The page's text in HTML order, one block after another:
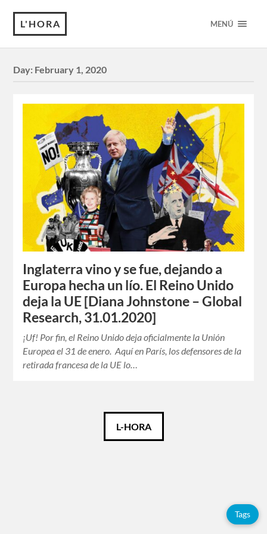
L'HORA MENÚ
Day: February 1, 2020
Inglaterra vino y se fue, dejando a
Europa hecha un lío. El Reino Unido
deja la UE [Diana Johnstone – Global
Research, 31.01.2020]
¡Uf! Por fin, el Reino Unido deja oficialmente la Unión
Europea el 31 de enero. Aquí en París, los defensores de la
retirada francesa de la UE lo…
L-HORA
Tags